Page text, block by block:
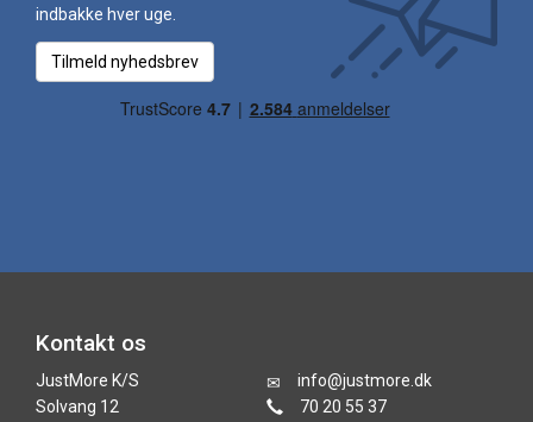
indbakke hver uge.
Tilmeld nyhedsbrev
Kontakt os
JustMore K/S
Solvang 12
info@justmore.dk
70 20 55 37